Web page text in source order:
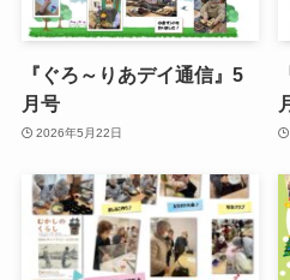
『ぐろ～りあデイ通信』5
月号
2026年5月22日